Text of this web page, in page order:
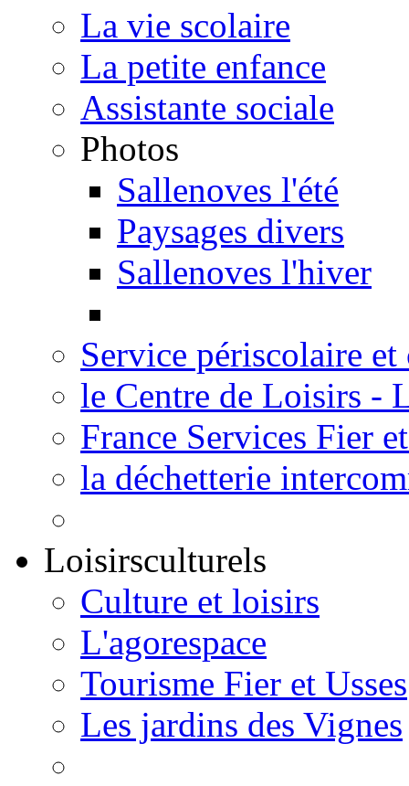
La vie scolaire
La petite enfance
Assistante sociale
Photos
Sallenoves l'été
Paysages divers
Sallenoves l'hiver
Service périscolaire et
le Centre de Loisirs -
France Services Fier
la déchetterie
Loisirsculturels
Culture et loisirs
L'agorespace
Tourisme Fier et Usses
Les jardins des Vignes